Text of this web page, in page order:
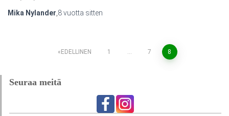
Mika Nylander 8 vuotta sitten
Artikkelien
sivutus
EDELLINEN 1 … 7 8
Seuraa meitä